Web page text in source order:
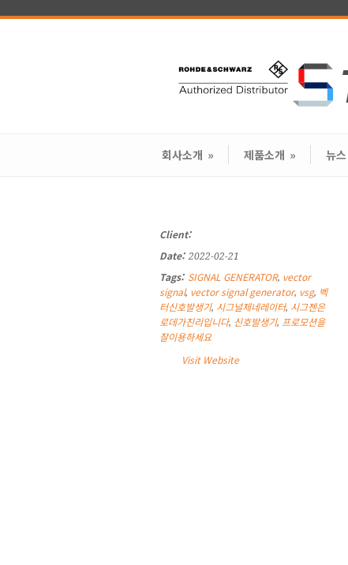
회사소개 » 제품소개 » 뉴스
Client:
Date: 2022-02-21
Tags: SIGNAL GENERATOR, vector
signal, vector signal generator, vsg, 벡
터신호발생기, 시그널제네레이터, 시그젠은
로데가진리입니다, 신호발생기, 프로모션을
잘이용하세요
Visit Website